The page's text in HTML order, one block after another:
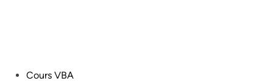
PostedCours VBA